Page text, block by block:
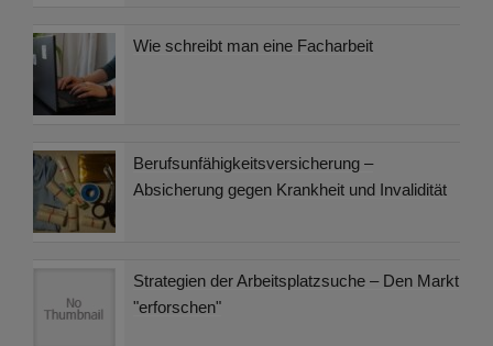
Wie schreibt man eine Facharbeit
Berufsunfähigkeitsversicherung –
Absicherung gegen Krankheit und Invalidität
Strategien der Arbeitsplatzsuche – Den Markt
"erforschen"